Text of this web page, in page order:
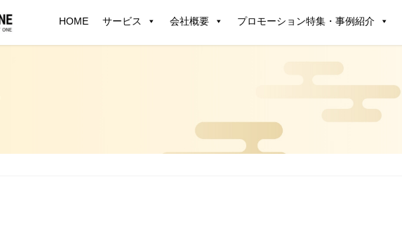
HOME サービス 会社概要 プロモーション特集・事例紹介